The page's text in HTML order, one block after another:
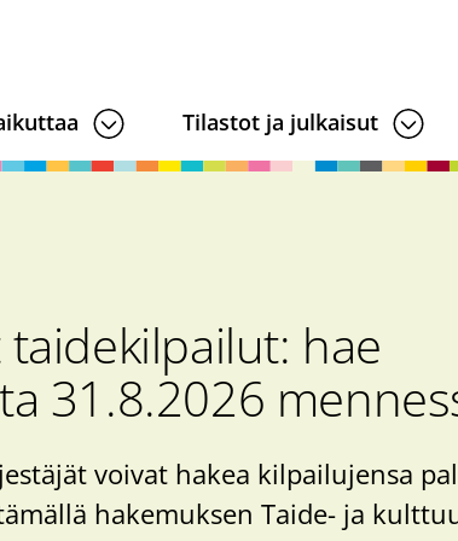
Tilastot ja julkaisut
hae
31.8.2026
voivat hakea kilpailujensa
hakemuksen Taide- ja